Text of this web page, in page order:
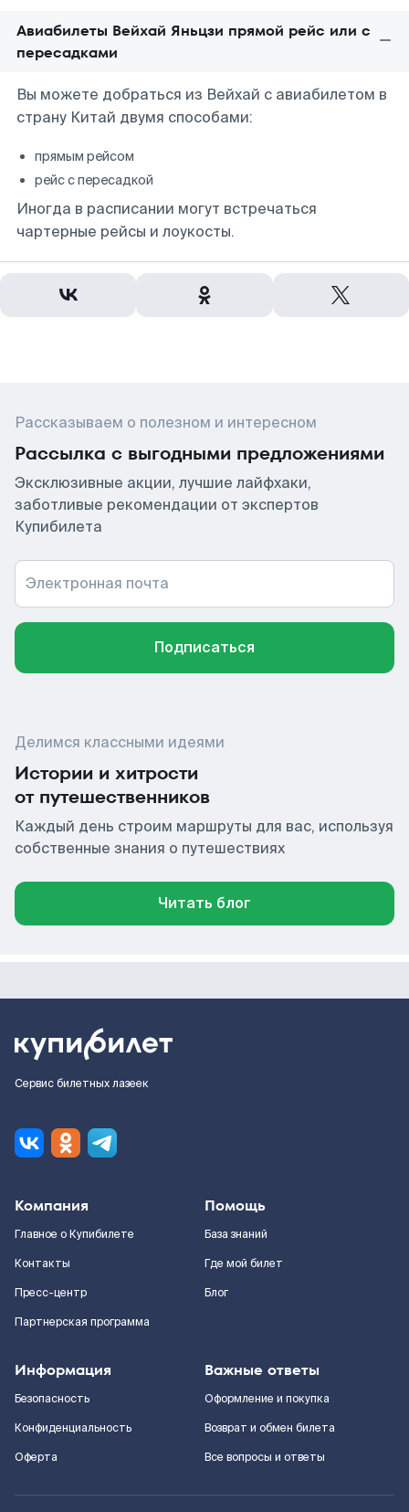
Авиабилеты Вейхай Яньцзи прямой рейс или с
пересадками
Вы можете добраться из Вейхай с авиабилетом в
страну Китай двумя способами:
прямым рейсом
рейс с пересадкой
Иногда в расписании могут встречаться
чартерные рейсы и лоукосты.
Рассказываем о полезном и интересном
Рассылка с выгодными предложениями
Эксклюзивные акции, лучшие лайфхаки,
заботливые рекомендации от экспертов
Купибилета
Электронная почта
Подписаться
Делимся классными идеями
Истории и хитрости
от путешественников
Каждый день строим маршруты для вас, используя
собственные знания о путешествиях
Читать блог
Сервис билетных лазеек
Компания
Главное о Купибилете
Контакты
Пресс-центр
Партнерская программа
Помощь
База знаний
Где мой билет
Блог
Информация
Безопасность
Конфиденциальность
Оферта
Важные ответы
Оформление и покупка
Возврат и обмен билета
Все вопросы и ответы